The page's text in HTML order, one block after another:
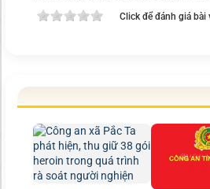
Click để đánh giá bài